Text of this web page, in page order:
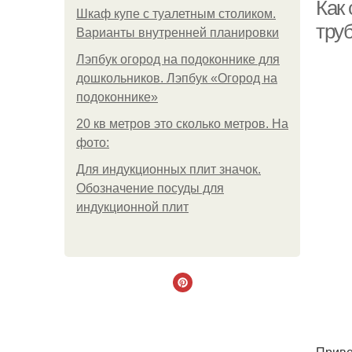
Шкаф купе с туалетным столиком.
Варианты внутренней планировки
Лэпбук огород на подоконнике для
дошкольников. Лэпбук «Огород на
подоконнике»
20 кв метров это сколько метров. На
фото:
Для индукционных плит значок.
Обозначение посуды для
индукционной плит